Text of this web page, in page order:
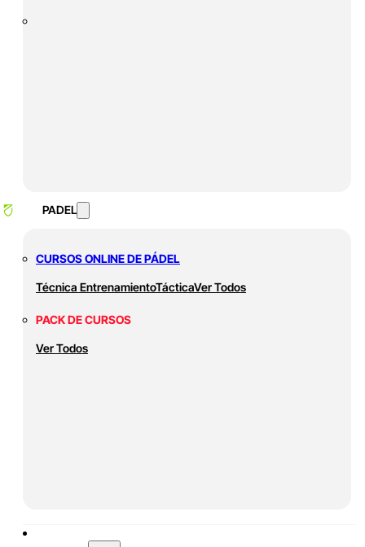
PADEL
CURSOS ONLINE DE PÁDEL
Técnica EntrenamientoTácticaVer Todos
PACK DE CURSOS
Ver Todos